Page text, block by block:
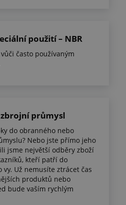
použití – NBR
často používaným
průmysl
do obranného nebo
Nebo jste přímo jeho
jsme největší odběry zboží
kteří patří do
Už nemusíte ztrácet čas
produktů nebo
bude vaším rychlým